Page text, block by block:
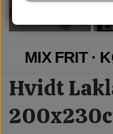
MIX FRIT ·
Hvidt